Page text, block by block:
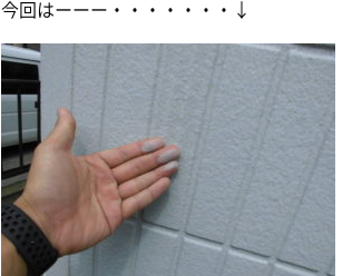
今回はーーー・・・・・・・↓